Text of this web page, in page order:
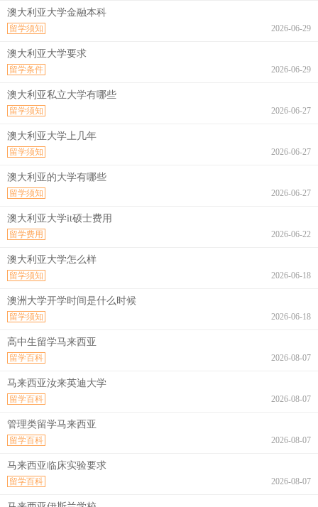
澳大利亚大学金融本科
2026-06-29
留学须知
澳大利亚大学要求
2026-06-29
留学条件
澳大利亚私立大学有哪些
2026-06-27
留学须知
澳大利亚大学上几年
2026-06-27
留学须知
澳大利亚的大学有哪些
2026-06-27
留学须知
澳大利亚大学it硕士费用
2026-06-22
留学费用
澳大利亚大学怎么样
2026-06-18
留学须知
澳洲大学开学时间是什么时候
2026-06-18
留学须知
高中生留学马来西亚
2026-08-07
留学百科
马来西亚汝来英迪大学
2026-08-07
留学百科
管理类留学马来西亚
2026-08-07
留学百科
马来西亚临床实验要求
2026-08-07
留学百科